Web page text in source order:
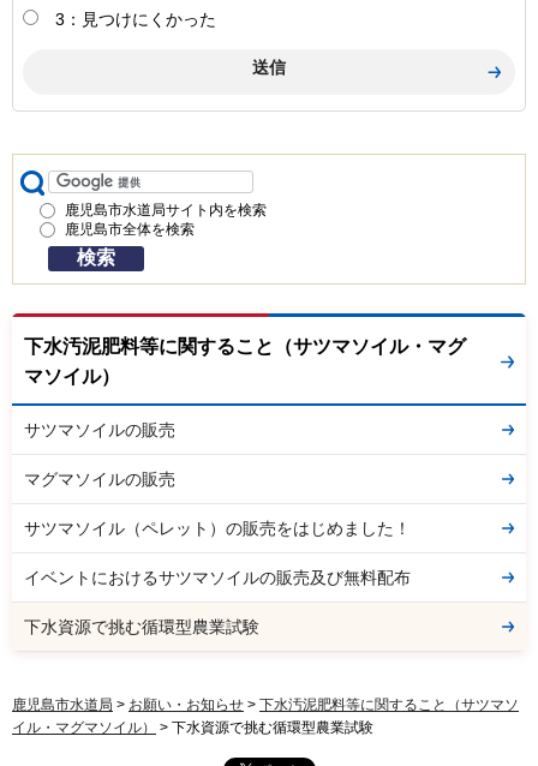
3：見つけにくかった
鹿児島市水道局サイト内を検索
鹿児島市全体を検索
下水汚泥肥料等に関すること（サツマソイル・マグ
マソイル）
サツマソイルの販売
マグマソイルの販売
サツマソイル（ペレット）の販売をはじめました！
イベントにおけるサツマソイルの販売及び無料配布
下水資源で挑む循環型農業試験
鹿児島市水道局 > お願い・お知らせ > 下水汚泥肥料等に関すること（サツマソ
イル・マグマソイル）
> 下水資源で挑む循環型農業試験